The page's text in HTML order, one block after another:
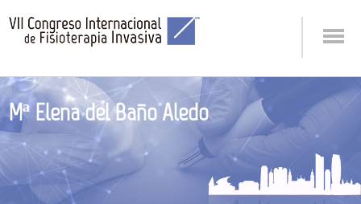
Mª Elena del Baño Aledo